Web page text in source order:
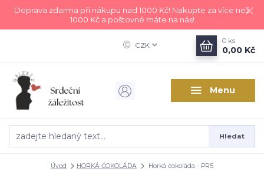
Doprava zdarma při nákupu nad 1000 Kč! Nakupte za více než
1000 Kč a poštovné máte na nás!
Menu
CZK
Hledat
0 ks
0,00 Kč
Úvod HORKÁ ČOKOLÁDA Horká čokoláda - PR5